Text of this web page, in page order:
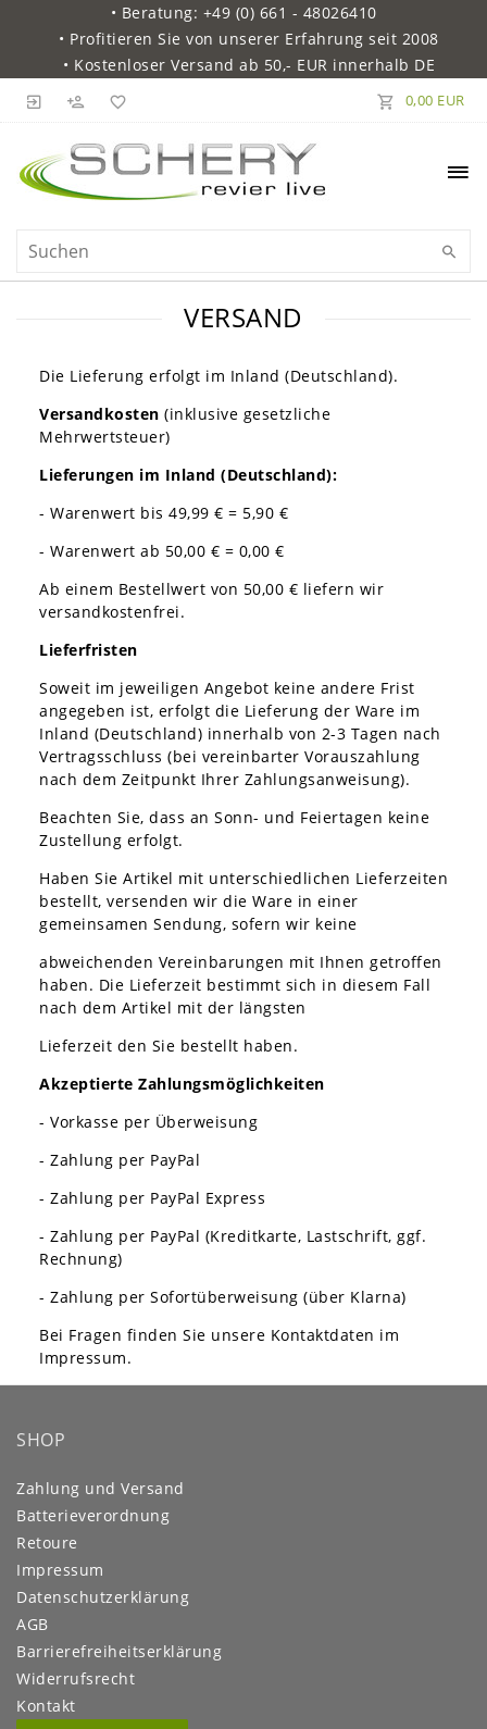
• Beratung: +49 (0) 661 - 48026410
• Profitieren Sie von unserer Erfahrung seit 2008
• Kostenloser Versand ab 50,- EUR innerhalb DE
0,00 EUR
VERSAND
Die Lieferung erfolgt im Inland (Deutschland).
Versandkosten (inklusive gesetzliche
Mehrwertsteuer)
Lieferungen im Inland (Deutschland):
- Warenwert bis 49,99 € = 5,90 €
- Warenwert ab 50,00 € = 0,00 €
Ab einem Bestellwert von 50,00 € liefern wir
versandkostenfrei.
Lieferfristen
Soweit im jeweiligen Angebot keine andere Frist
angegeben ist, erfolgt die Lieferung der Ware im
Inland (Deutschland) innerhalb von 2-3 Tagen nach
Vertragsschluss (bei vereinbarter Vorauszahlung
nach dem Zeitpunkt Ihrer Zahlungsanweisung).
Beachten Sie, dass an Sonn- und Feiertagen keine
Zustellung erfolgt.
Haben Sie Artikel mit unterschiedlichen Lieferzeiten
bestellt, versenden wir die Ware in einer
gemeinsamen Sendung, sofern wir keine
abweichenden Vereinbarungen mit Ihnen getroffen
haben. Die Lieferzeit bestimmt sich in diesem Fall
nach dem Artikel mit der längsten
Lieferzeit den Sie bestellt haben.
Akzeptierte Zahlungsmöglichkeiten
- Vorkasse per Überweisung
- Zahlung per PayPal
- Zahlung per PayPal Express
- Zahlung per PayPal (Kreditkarte, Lastschrift, ggf.
Rechnung)
- Zahlung per Sofortüberweisung (über Klarna)
Bei Fragen finden Sie unsere Kontaktdaten im
Impressum.
SHOP
Zahlung und Versand
Batterieverordnung
Retoure
Impressum
Daten­schutz­erklärung
AGB
Barrierefreiheitserklärung
Widerrufs­recht
Kontakt